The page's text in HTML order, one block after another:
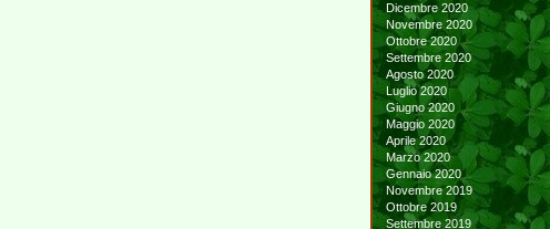
Dicembre 2020
Novembre 2020
Ottobre 2020
Settembre 2020
Agosto 2020
Luglio 2020
Giugno 2020
Maggio 2020
Aprile 2020
Marzo 2020
Gennaio 2020
Novembre 2019
Ottobre 2019
Settembre 2019